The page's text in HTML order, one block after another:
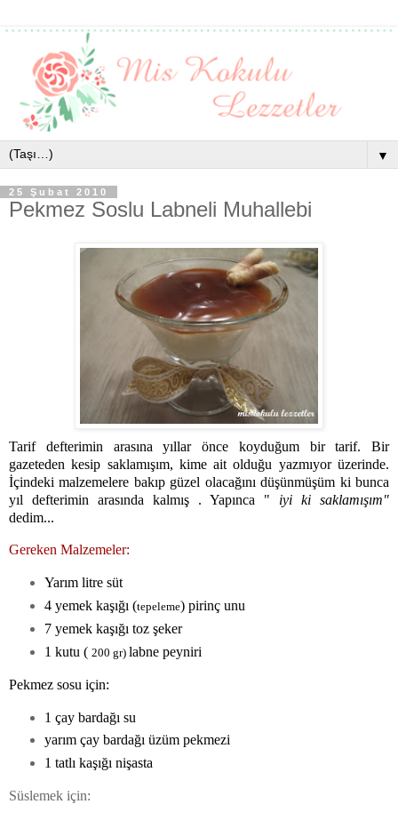
▼
25 Şubat 2010
Pekmez Soslu Labneli Muhallebi
Tarif defterimin arasına yıllar önce koyduğum bir tarif. Bir
gazeteden kesip saklamışım, kime ait olduğu yazmıyor üzerinde.
İçindeki malzemelere bakıp güzel olacağını düşünmüşüm ki bunca
yıl defterimin arasında kalmış . Yapınca " iyi ki saklamışım"
dedim...
Gereken Malzemeler:
Yarım litre süt
4 yemek kaşığı (tepeleme) pirinç unu
7 yemek kaşığı toz şeker
1 kutu ( 200 gr) labne peyniri
Pekmez sosu için:
1 çay bardağı su
yarım çay bardağı üzüm pekmezi
1 tatlı kaşığı nişasta
Süslemek için: